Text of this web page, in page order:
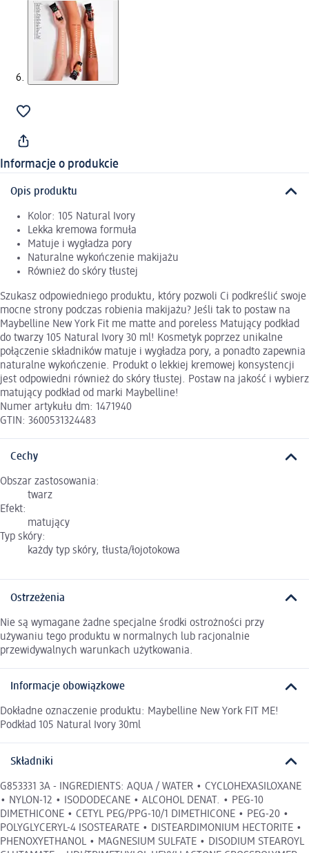
Informacje o produkcie
Opis produktu
Kolor: 105 Natural Ivory
Lekka kremowa formuła
Matuje i wygładza pory
Naturalne wykończenie makijażu
Również do skóry tłustej
Szukasz odpowiedniego produktu, który pozwoli Ci podkreślić swoje
mocne strony podczas robienia makijażu? Jeśli tak to postaw na
Maybelline New York Fit me matte and poreless Matujący podkład
do twarzy 105 Natural Ivory 30 ml! Kosmetyk poprzez unikalne
połączenie składników matuje i wygładza pory, a ponadto zapewnia
naturalne wykończenie. Produkt o lekkiej kremowej konsystencji
jest odpowiedni również do skóry tłustej. Postaw na jakość i wybierz
matujący podkład od marki Maybelline!
Numer artykułu dm: 1471940
GTIN: 3600531324483
Cechy
Obszar zastosowania:
twarz
Efekt:
matujący
Typ skóry:
każdy typ skóry, tłusta/łojotokowa
Ostrzeżenia
Nie są wymagane żadne specjalne środki ostrożności przy
używaniu tego produktu w normalnych lub racjonalnie
przewidywalnych warunkach użytkowania.
Informacje obowiązkowe
Dokładne oznaczenie produktu: Maybelline New York FIT ME!
Podkład 105 Natural Ivory 30ml
Składniki
G853331 3A - INGREDIENTS: AQUA / WATER • CYCLOHEXASILOXANE
• NYLON-12 • ISODODECANE • ALCOHOL DENAT. • PEG-10
DIMETHICONE • CETYL PEG/PPG-10/1 DIMETHICONE • PEG-20 •
POLYGLYCERYL-4 ISOSTEARATE • DISTEARDIMONIUM HECTORITE •
PHENOXYETHANOL • MAGNESIUM SULFATE • DISODIUM STEAROYL